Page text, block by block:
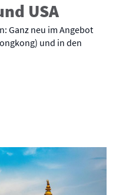
USA
Ganz neu im Angebot
und in den